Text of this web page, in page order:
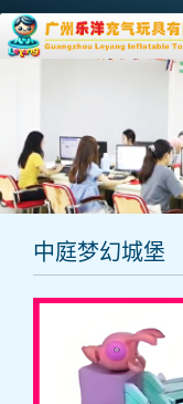
中庭梦幻城堡